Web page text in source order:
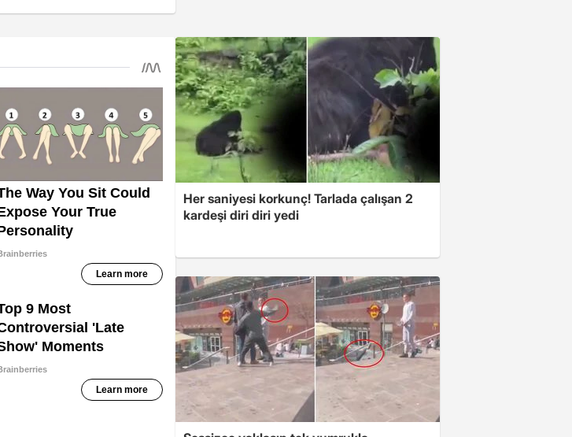
Her saniyesi korkunç! Tarlada çalışan 2
kardeşi diri diri yedi